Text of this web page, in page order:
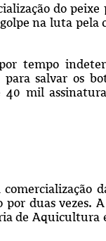
do peixe
na luta pela
tempo
para salvar os
40 mil
duas vezes.
de Aquicultura